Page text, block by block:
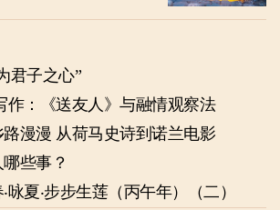
君子之心”
作：《送友人》与融情观察法
路漫漫 从荷马史诗到诺兰电影
些事？
咏夏‧步步生莲（丙午年）（二）